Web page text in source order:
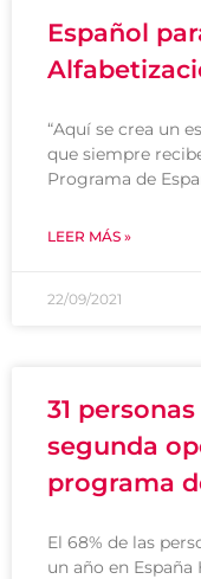
Español
“Aquí se crea un
que siempre
Programa de
LEER MÁS »
22/09/2021
31
segunda
programa
El 68% de las
un año en España